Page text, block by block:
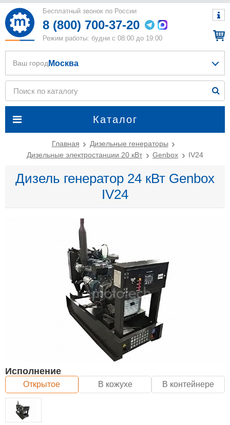
Бесплатный звонок по России
8 (800) 700-37-20
Режим работы: будни с 08:00 до 19:00
Каталог
Ваш город Москва
Главная
Дизельные генераторы
Дизельные электростанции 20 кВт
Genbox IV24
Дизель генератор 24 кВт Genbox
IV24
Исполнение
Открытое В кожухе В контейнере